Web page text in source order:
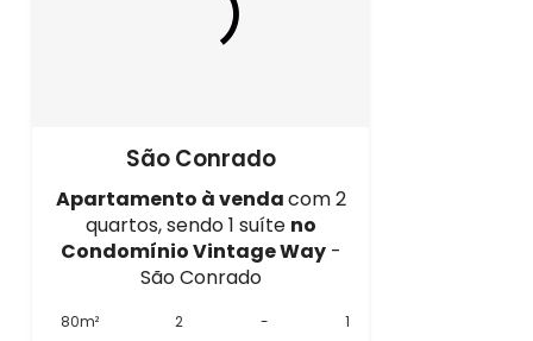
São Conrado
Apartamento à vendacom 2
quartos, sendo 1 suíte no
Condomínio Vintage Way-
São Conrado
80m² 2 - 1